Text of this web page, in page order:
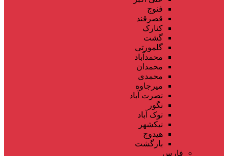
فنوج
قصرقند
کنارک
گشت
گلمورتی
محمدآباد
محمدان
محمدی
میرجاوه
نصرت آباد
نگور
نوک آباد
نیکشهر
هیدوچ
بازگشت
فارس